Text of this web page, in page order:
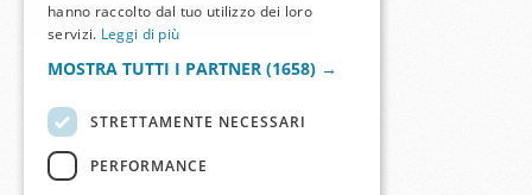
hanno raccolto dal tuo utilizzo dei loro
servizi. Leggi di più
MOSTRA TUTTI I PARTNER (1658) →
STRETTAMENTE NECESSARI
PERFORMANCE